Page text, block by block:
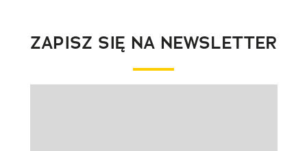
ZAPISZ SIĘ NA NEWSLETTER